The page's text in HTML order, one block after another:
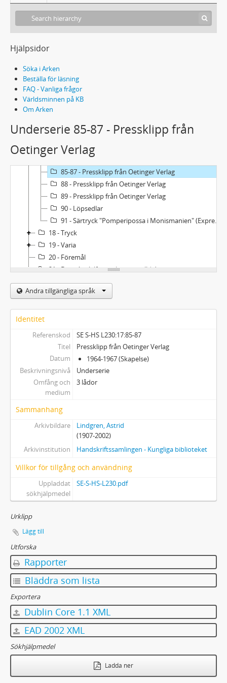
Hjälpsidor
Söka i Arken
Beställa för läsning
FAQ - Vanliga frågor
Världsminnen på KB
Om Arken
Underserie 85-87 - Pressklipp från
Oetinger Verlag
72 - Diverse om djur och natur
73 - Sveriges populäraste person
78 - Politik
79 - Flyktingbarn
81 - Pippi-debatt 1995
82 - Diverse ämnen
83 - Pressklipp som Astrid Lindgren sparat separat
84:1-4 - Klippärmar sammanställda av okänd person
85-87 - Pressklipp från Oetinger Verlag
88 - Pressklipp från Oetinger Verlag
89 - Pressklipp från Oetinger Verlag
90 - Löpsedlar
91 - Särtryck "Pomperipossa i Monismanien" (Expressen, 1976-03-10)
18 - Tryck
19 - Varia
20 - Föremål
21 - Dossiéer (alfabetiskt uppställda)
22 - Astrid Lindgrens privata bibliotek - Furusundssamlingen
Andra tillgängliga språk
Identitet
Referenskod
SE S-HS L230:17:85-87
Titel
Pressklipp från Oetinger Verlag
Datum
1964-1967 (Skapelse)
Beskrivningsnivå
Underserie
Omfång och
medium
3 lådor
Sammanhang
Arkivbildare
Lindgren, Astrid
(1907-2002)
Arkivinstitution
Handskriftssamlingen - Kungliga biblioteket
Villkor för tillgång och användning
Uppladdat
sökhjälpmedel
SE-S-HS-L230.pdf
Urklipp
Lägg till
Utforska
Rapporter
Bläddra som lista
Exportera
Dublin Core 1.1 XML
EAD 2002 XML
Sökhjälpmedel
Ladda ner